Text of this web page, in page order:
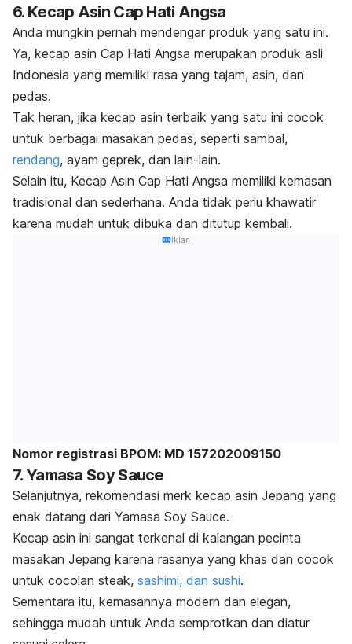
6. Kecap Asin Cap Hati Angsa
Anda mungkin pernah mendengar produk yang satu ini.
Ya, kecap asin Cap Hati Angsa merupakan produk asli
Indonesia yang memiliki rasa yang tajam, asin, dan
pedas.
Tak heran, jika kecap asin terbaik yang satu ini cocok
untuk berbagai masakan pedas, seperti sambal,
rendang, ayam geprek, dan lain-lain.
Selain itu, Kecap Asin Cap Hati Angsa memiliki kemasan
tradisional dan sederhana. Anda tidak perlu khawatir
karena mudah untuk dibuka dan ditutup kembali.
Iklan
Nomor registrasi BPOM: MD 157202009150
7. Yamasa Soy Sauce
Selanjutnya, rekomendasi merk kecap asin Jepang yang
enak datang dari Yamasa Soy Sauce.
Kecap asin ini sangat terkenal di kalangan pecinta
masakan Jepang karena rasanya yang khas dan cocok
untuk cocolan steak, sashimi, dan sushi.
Sementara itu, kemasannya modern dan elegan,
sehingga mudah untuk Anda semprotkan dan diatur